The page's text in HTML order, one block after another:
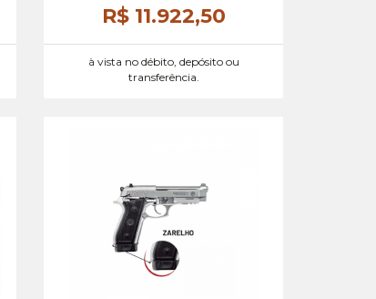
R$ 11.922,50
à vista no débito, depósito ou
transferência.